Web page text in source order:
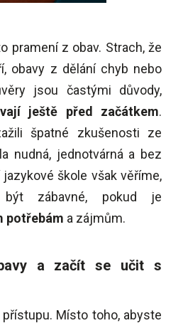
pramení z obav. Strach, že
obavy z dělání chyb nebo
jsou častými důvody,
ještě před začátkem.
špatné zkušenosti ze
nudná, jednotvárná a bez
škole však věříme,
zábavné, pokud je
potřebám a zájmům.
a začít se učit s
Místo toho, abyste